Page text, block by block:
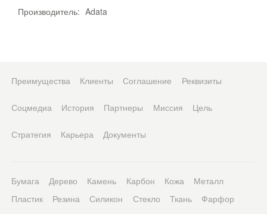
Производитель: Adata
Преимущества Клиенты Соглашение Реквизиты
Соцмедиа История Партнеры Миссия Цель
Стратегия Карьера Документы
Бумага Дерево Камень Карбон Кожа
Металл
Пластик
Резина Силикон Стекло Ткань Фарфор